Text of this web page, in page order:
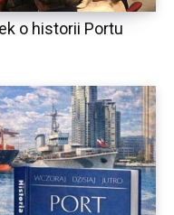
o historii Portu